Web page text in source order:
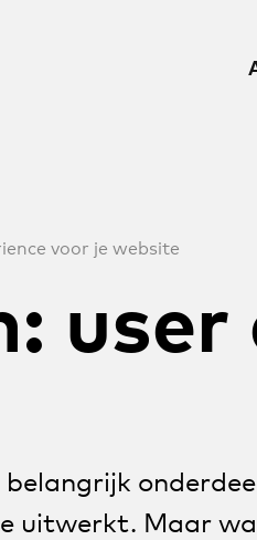
voor je website
belangrijk
uitwerkt. Maar